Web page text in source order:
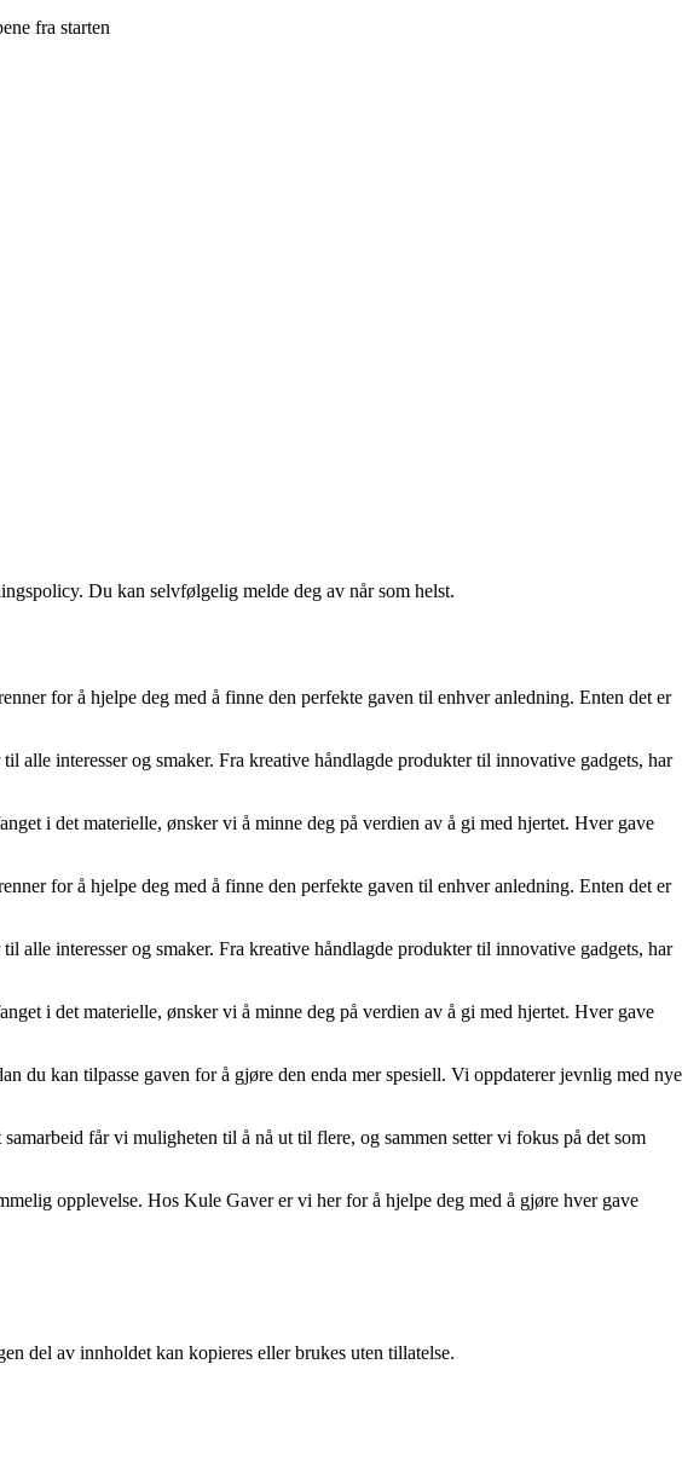
fra starten
Du kan selvfølgelig melde deg av når som helst.
for å hjelpe deg med å finne den perfekte gaven til enhver anledning. Enten det er
interesser og smaker. Fra kreative håndlagde produkter til innovative gadgets, har
i det materielle, ønsker vi å minne deg på verdien av å gi med hjertet. Hver gave
for å hjelpe deg med å finne den perfekte gaven til enhver anledning. Enten det er
interesser og smaker. Fra kreative håndlagde produkter til innovative gadgets, har
i det materielle, ønsker vi å minne deg på verdien av å gi med hjertet. Hver gave
du kan tilpasse gaven for å gjøre den enda mer spesiell. Vi oppdaterer jevnlig med nye
får vi muligheten til å nå ut til flere, og sammen setter vi fokus på det som
opplevelse. Hos Kule Gaver er vi her for å hjelpe deg med å gjøre hver gave
del av innholdet kan kopieres eller brukes uten tillatelse.